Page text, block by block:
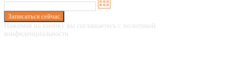
Записаться сейчас
Нажимая на кнопку вы соглашаетесь с политикой
конфиденциальности